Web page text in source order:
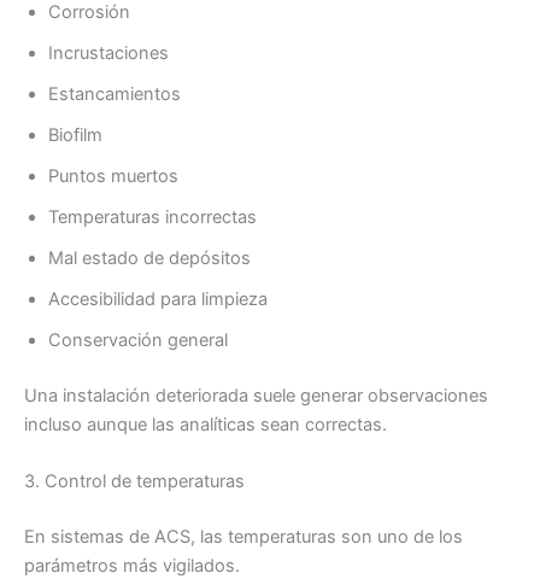
Corrosión
Incrustaciones
Estancamientos
Biofilm
Puntos muertos
Temperaturas incorrectas
Mal estado de depósitos
Accesibilidad para limpieza
Conservación general
Una instalación deteriorada suele generar observaciones
incluso aunque las analíticas sean correctas.
3. Control de temperaturas
En sistemas de ACS, las temperaturas son uno de los
parámetros más vigilados.